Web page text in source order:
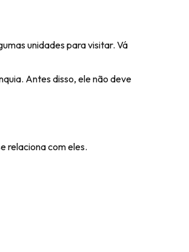
unidades para visitar. Vá
Antes disso, ele não deve
relaciona com eles.